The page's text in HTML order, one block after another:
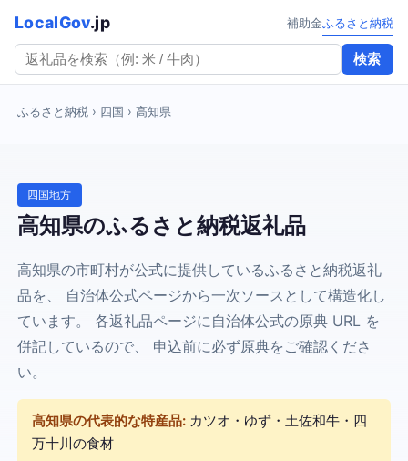
LocalGov.jp
検索
補助金ふるさと納税
ふるさと納税 › 四国 › 高知県
四国地方
高知県のふるさと納税返礼品
高知県の市町村が公式に提供しているふるさと納税返礼
品を、 自治体公式ページから一次ソースとして構造化し
ています。 各返礼品ページに自治体公式の原典 URL を
併記しているので、 申込前に必ず原典をご確認くださ
い。
高知県の代表的な特産品: カツオ・ゆず・土佐和牛・四
万十川の食材